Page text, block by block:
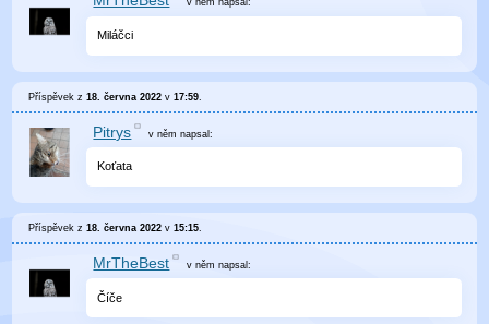
v němnapsal:
Miláčci
Příspěvek z18. června 2022 v17:59
Pitrys v němnapsal:
Koťata
Příspěvek z18. června 2022 v15:15.
MrTheBest v němnapsal:
Číče